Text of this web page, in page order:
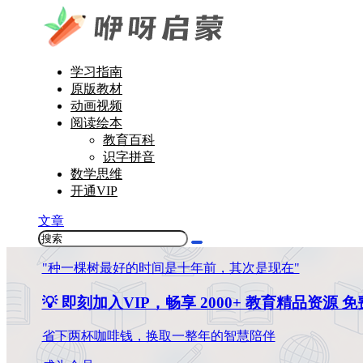
学习指南
原版教材
动画视频
阅读绘本
教育百科
识字拼音
数学思维
开通VIP
文章
"种一棵树最好的时间是十年前，其次是现在"
💡 即刻加入VIP，畅享 2000+ 教育精品资源 免
省下两杯咖啡钱，换取一整年的智慧陪伴